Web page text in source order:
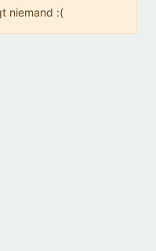
niemand :(